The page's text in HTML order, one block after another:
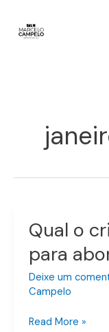
Qual o
para
Deixe um
Campelo
Qual
critério
da
policia
abordar
Read More »